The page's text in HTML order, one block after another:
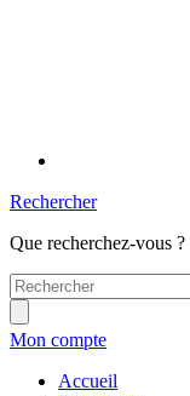
Rechercher
Que recherchez-vous ?
Mon compte
Accueil